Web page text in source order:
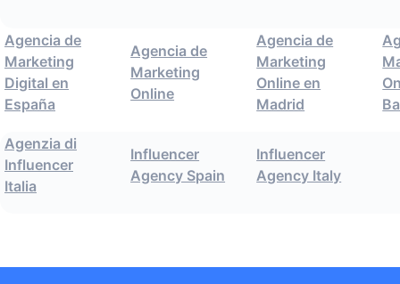
Agencia de
Marketing
Digital en
España
Agencia de
Marketing
Online
Agencia de
Marketing
Online en
Madrid
Agenzia di
Influencer
Italia
Influencer
Agency Spain
Influencer
Agency Italy